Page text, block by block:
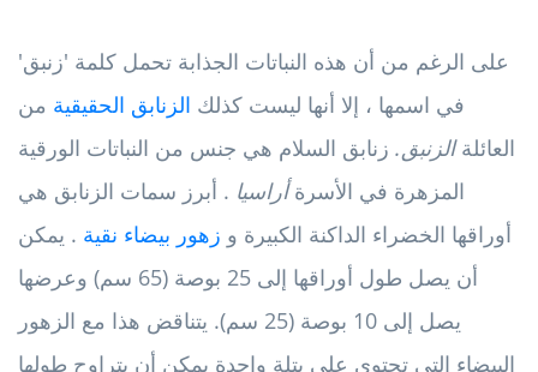
على الرغم من أن هذه النباتات الجذابة تحمل كلمة 'زنبق'
في اسمها ، إلا أنها ليست كذلك الزنابق الحقيقية من
العائلةالزنبق. زنابق السلام هي جنس من النباتات الورقية
المزهرة في الأسرةأراسيا . أبرز سمات الزنابق هي
أوراقها الخضراء الداكنة الكبيرة و زهور بيضاء نقية . يمكن
أن يصل طول أوراقها إلى 25 بوصة (65 سم) وعرضها
يصل إلى 10 بوصة (25 سم). يتناقض هذا مع الزهور
البيضاء التي تحتوي على بتلة واحدة يمكن أن يتراوح طولها